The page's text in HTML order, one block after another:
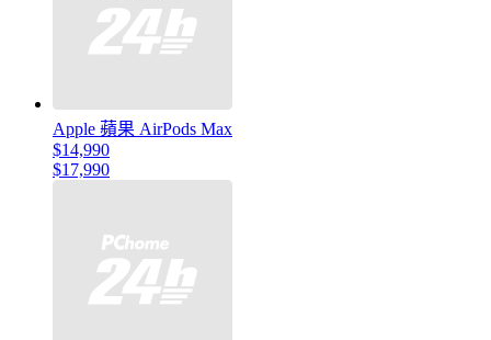
Apple 蘋果 AirPods Max
$14,990
$17,990